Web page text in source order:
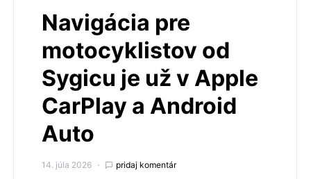
Navigácia pre
motocyklistov od
Sygicu je už v Apple
CarPlay a Android
Auto
14. júla 2026 pridaj komentár